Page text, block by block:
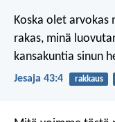
Koska olet arvokas
rakas, minä
kansakuntia sinun
Jesaja 43:4 rakkaus